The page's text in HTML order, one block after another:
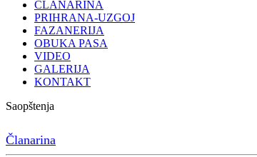
ČLANARINA
PRIHRANA-UZGOJ
FAZANERIJA
OBUKA PASA
VIDEO
GALERIJA
KONTAKT
Saopštenja
Članarina